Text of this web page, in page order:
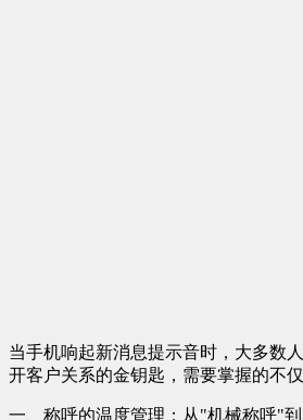
当手机响起新消息提示音时，大多数
开客户关系的金钥匙，需要掌握的不
一、称呼的温度管理：从"机械称呼"